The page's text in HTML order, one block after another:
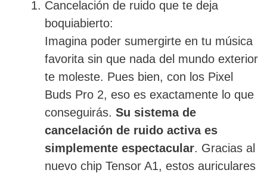
Cancelación de ruido que te deja
boquiabierto:
Imagina poder sumergirte en tu música
favorita sin que nada del mundo exterior
te moleste. Pues bien, con los Pixel
Buds Pro 2, eso es exactamente lo que
conseguirás. Su sistema de
cancelación de ruido activa es
simplemente espectacular. Gracias al
nuevo chip Tensor A1, estos auriculares